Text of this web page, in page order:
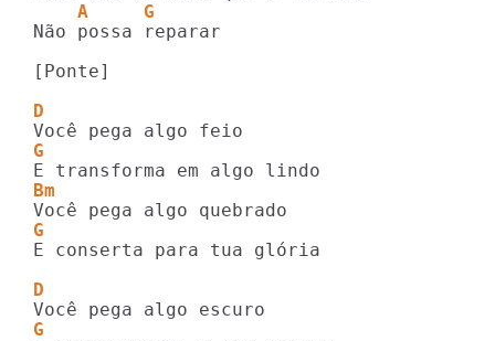
    A     G
Não possa reparar
[Ponte]
D
G
Bm
G
E conserta para tua glória
D
G